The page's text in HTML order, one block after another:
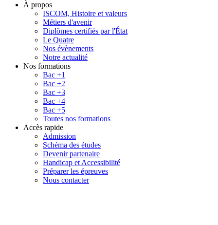
À propos
ISCOM, Histoire et valeurs
Métiers d'avenir
Diplômes certifiés par l'État
Le Quatre
Nos évènements
Notre actualité
Nos formations
Bac +1
Bac +2
Bac +3
Bac +4
Bac +5
Toutes nos formations
Accès rapide
Admission
Schéma des études
Devenir partenaire
Handicap et Accessibilité
Préparer les épreuves
Nous contacter